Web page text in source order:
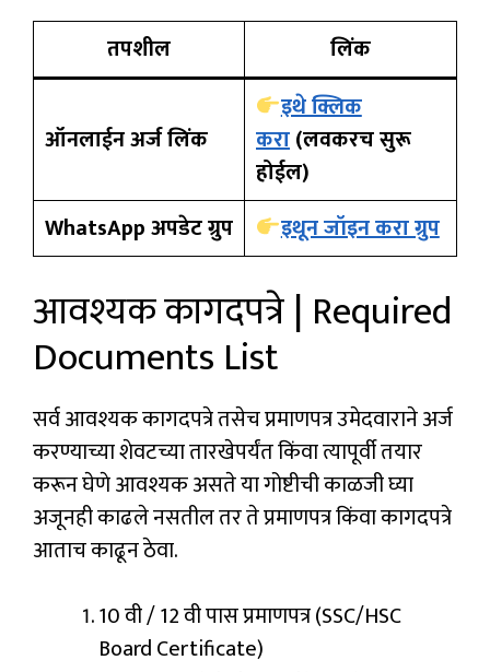
तपशील लिंक
ऑनलाईन अर्ज लिंक
इथे क्लिक
करा(लवकरच सुरू
होईल)
WhatsApp अपडेट ग्रुप
इथून जॉइन करा ग्रुप
आवश्यक कागदपत्रे | Required
Documents List
सर्व आवश्यक कागदपत्रे तसेच प्रमाणपत्र उमेदवाराने अर्ज
करण्याच्या शेवटच्या तारखेपर्यंत किंवा त्यापूर्वी तयार
करून घेणे आवश्यक असते या गोष्टीची काळजी घ्या
अजूनही काढले नसतील तर ते प्रमाणपत्र किंवा कागदपत्रे
आताच काढून ठेवा.
10 वी / 12 वी पास प्रमाणपत्र (SSC/HSC
Board Certificate)